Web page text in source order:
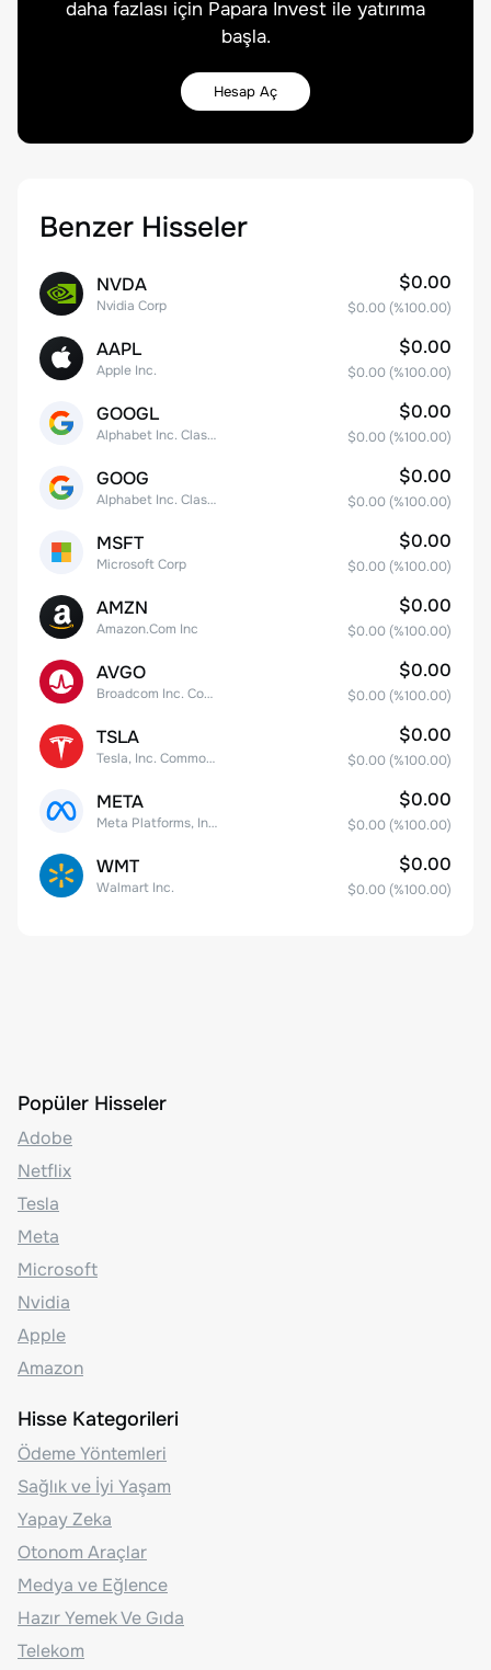
daha fazlası için Papara Invest ile yatırıma
başla.
Hesap Aç
Benzer Hisseler
NVDA
Nvidia Corp
$0.00
$0.00 (%100.00)
AAPL
Apple Inc.
$0.00
$0.00 (%100.00)
GOOGL
Alphabet Inc. Class A Common Stock
$0.00
$0.00 (%100.00)
GOOG
Alphabet Inc. Class C Capital Stock
$0.00
$0.00 (%100.00)
MSFT
Microsoft Corp
$0.00
$0.00 (%100.00)
AMZN
Amazon.Com Inc
$0.00
$0.00 (%100.00)
AVGO
Broadcom Inc. Common Stock
$0.00
$0.00 (%100.00)
TSLA
Tesla, Inc. Common Stock
$0.00
$0.00 (%100.00)
META
Meta Platforms, Inc. Class A Common Stock
$0.00
$0.00 (%100.00)
WMT
Walmart Inc.
$0.00
$0.00 (%100.00)
Popüler Hisseler
Adobe
Netflix
Tesla
Meta
Microsoft
Nvidia
Apple
Amazon
Hisse Kategorileri
Ödeme Yöntemleri
Sağlık ve İyi Yaşam
Yapay Zeka
Otonom Araçlar
Medya ve Eğlence
Hazır Yemek Ve Gıda
Telekom